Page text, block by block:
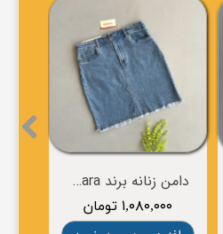
دامن زنانه برند esmara
۱,۰۸۰,۰۰۰ تومان